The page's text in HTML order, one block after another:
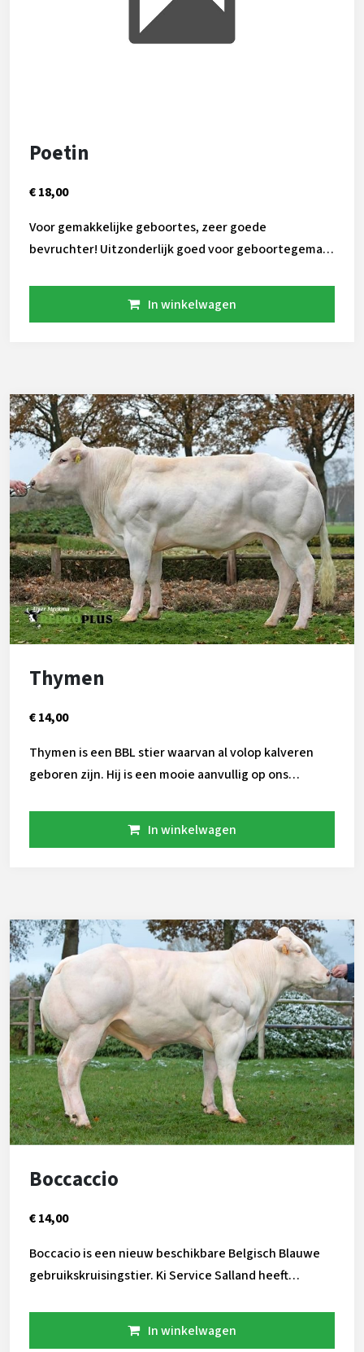
Poetin
€ 18,00
Voor gemakkelijke geboortes, zeer goede
bevruchter! Uitzonderlijk goed voor geboortegemak
In winkelwagen
Thymen
€ 14,00
Thymen is een BBL stier waarvan al volop kalveren
geboren zijn. Hij is een mooie aanvullig op ons
In winkelwagen
Boccaccio
€ 14,00
Boccacio is een nieuw beschikbare Belgisch Blauwe
gebruikskruisingstier. Ki Service Salland heeft
Belgisch gefokte pedigree start hij laag in het
In winkelwagen